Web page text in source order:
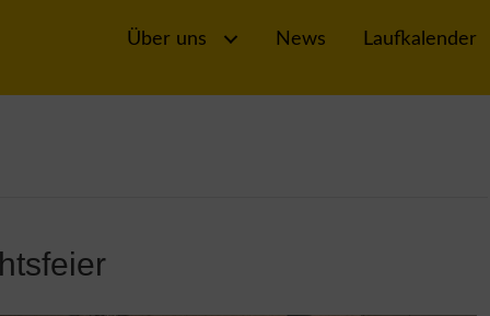
Über uns News Laufkalender